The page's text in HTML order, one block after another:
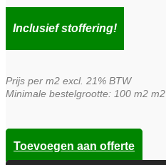
prijs
€39,95.
prijs
€32,95.
Inclusief stoffering!
Prijs per m2 excl. 21% BTW
Minimale bestelgrootte: 100 m2 m2
Toevoegen aan offerte